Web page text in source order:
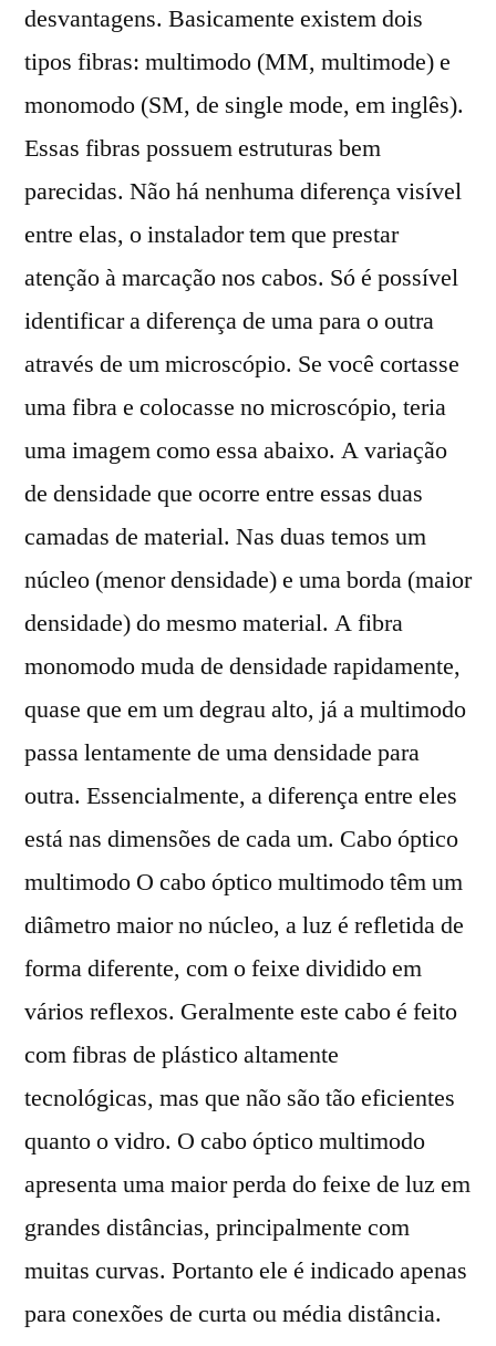
desvantagens. Basicamente existem dois
tipos fibras: multimodo (MM, multimode) e
monomodo (SM, de single mode, em inglês).
Essas fibras possuem estruturas bem
parecidas. Não há nenhuma diferença visível
entre elas, o instalador tem que prestar
atenção à marcação nos cabos. Só é possível
identificar a diferença de uma para o outra
através de um microscópio. Se você cortasse
uma fibra e colocasse no microscópio, teria
uma imagem como essa abaixo. A variação
de densidade que ocorre entre essas duas
camadas de material. Nas duas temos um
núcleo (menor densidade) e uma borda (maior
densidade) do mesmo material. A fibra
monomodo muda de densidade rapidamente,
quase que em um degrau alto, já a multimodo
passa lentamente de uma densidade para
outra. Essencialmente, a diferença entre eles
está nas dimensões de cada um. Cabo óptico
multimodo O cabo óptico multimodo têm um
diâmetro maior no núcleo, a luz é refletida de
forma diferente, com o feixe dividido em
vários reflexos. Geralmente este cabo é feito
com fibras de plástico altamente
tecnológicas, mas que não são tão eficientes
quanto o vidro. O cabo óptico multimodo
apresenta uma maior perda do feixe de luz em
grandes distâncias, principalmente com
muitas curvas. Portanto ele é indicado apenas
para conexões de curta ou média distância.